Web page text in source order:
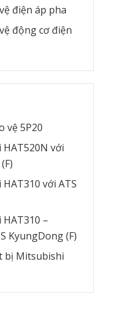
điện áp pha
động cơ điện
vệ 5P20
với
với ATS
–
KyungDong (F)
bị Mitsubishi